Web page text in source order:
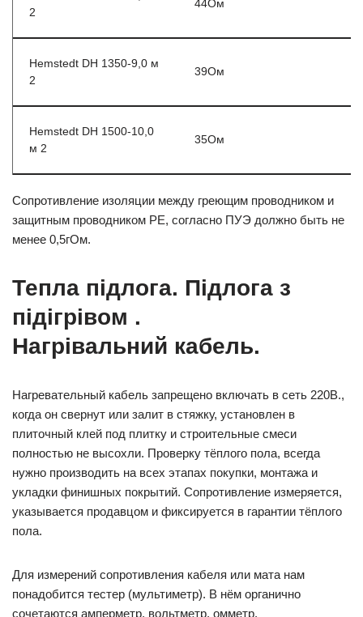
2
44Ом
Hemstedt DH 1350-9,0 м
2
39Ом
Hemstedt DH 1500-10,0
м 2
35Ом
Сопротивление изоляции между греющим проводником и
защитным проводником РЕ, согласно ПУЭ должно быть не
менее 0,5гОм.
Тепла підлога. Підлога з
підігрівом .
Нагрівальний кабель.
Нагревательный кабель запрещено включать в сеть 220В.,
когда он свернут или залит в стяжку, установлен в
плиточный клей под плитку и строительные смеси
полностью не высохли. Проверку тёплого пола, всегда
нужно производить на всех этапах покупки, монтажа и
укладки финишных покрытий. Сопротивление измеряется,
указывается продавцом и фиксируется в гарантии тёплого
пола.
Для измерений сопротивления кабеля или мата нам
понадобится тестер (мультиметр). В нём органично
сочетаются амперметр, вольтметр, омметр.